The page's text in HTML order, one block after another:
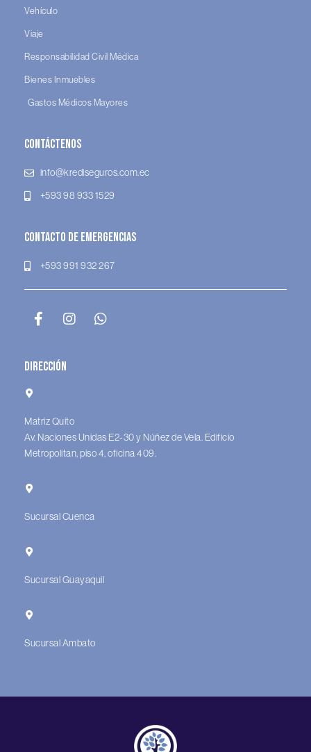
Vehículo
Viaje
Responsabilidad Civil Médica
Bienes Inmuebles
Gastos Médicos Mayores
Contáctenos
info@krediseguros.com.ec
+593 98 933 1529
Contacto de Emergencias
+593 991 932 267
Dirección
Matriz Quito
Av. Naciones Unidas E2-30 y Núñez de Vela. Edificio
Metropolitan, piso 4, oficina 409.
Sucursal Cuenca
Sucursal Guayaquil
Sucursal Ambato